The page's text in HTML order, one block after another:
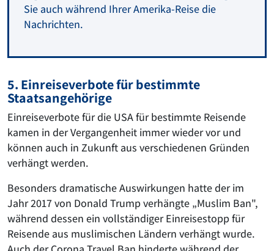
Sie auch während Ihrer Amerika-Reise die
Nachrichten.
5. Einreiseverbote für bestimmte
Staatsangehörige
Einreiseverbote für die USA für bestimmte Reisende
kamen in der Vergangenheit immer wieder vor und
können auch in Zukunft aus verschiedenen Gründen
verhängt werden.
Besonders dramatische Auswirkungen hatte der im
Jahr 2017 von Donald Trump verhängte „Muslim Ban",
während dessen ein vollständiger Einreisestopp für
Reisende aus muslimischen Ländern verhängt wurde.